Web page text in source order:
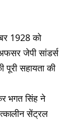
1928 को
जेपी सांडर्स
सहायता की
भगत सिंह ने
सेंट्रल